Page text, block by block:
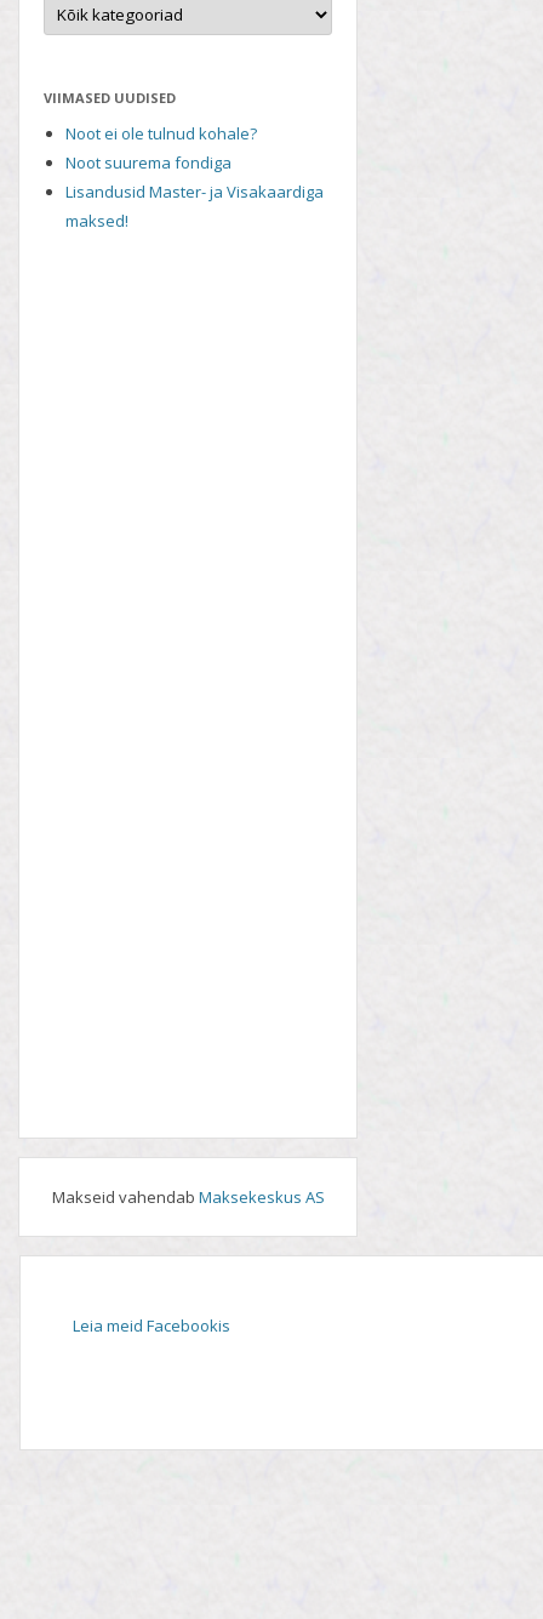
VIIMASED UUDISED
Noot ei ole tulnud kohale?
Noot suurema fondiga
Lisandusid Master- ja Visakaardiga
maksed!
Makseid vahendab Maksekeskus AS
Leia meid Facebookis